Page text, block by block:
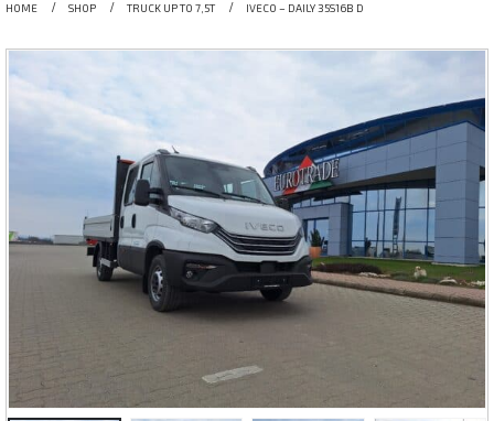
HOME SHOP TRUCK UP TO 7,5T IVECO – DAILY 35S16B D